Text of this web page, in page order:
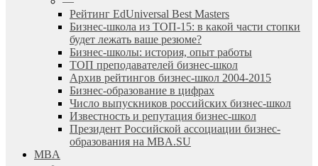
Рейтинг EdUniversal Best Masters
Бизнес-школа из ТОП-15: в какой части стопки
будет лежать ваше резюме?
Бизнес-школы: история, опыт работы
ТОП преподавателей бизнес-школ
Архив рейтингов бизнес-школ 2004-2015
Бизнес-образование в цифрах
Число выпускников российских бизнес-школ
Известность и репутация бизнес-школ
Президент Российской ассоциации бизнес-
образования на MBA.SU
MBA